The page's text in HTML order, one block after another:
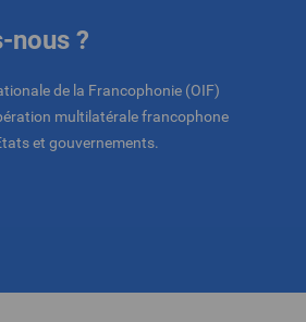
nous ?
de la Francophonie (OIF)
multilatérale francophone
et gouvernements.